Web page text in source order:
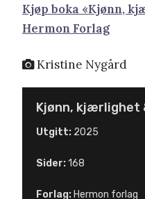
Kjøp boka «Kjønn,
Hermon Forlag
Kristine Nygård
Kjønn, kjærlighet
Utgitt: 2025
Sider:168
Forlag: Hermon forlag